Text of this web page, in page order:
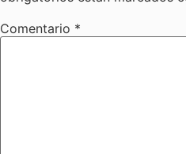
Comentario *